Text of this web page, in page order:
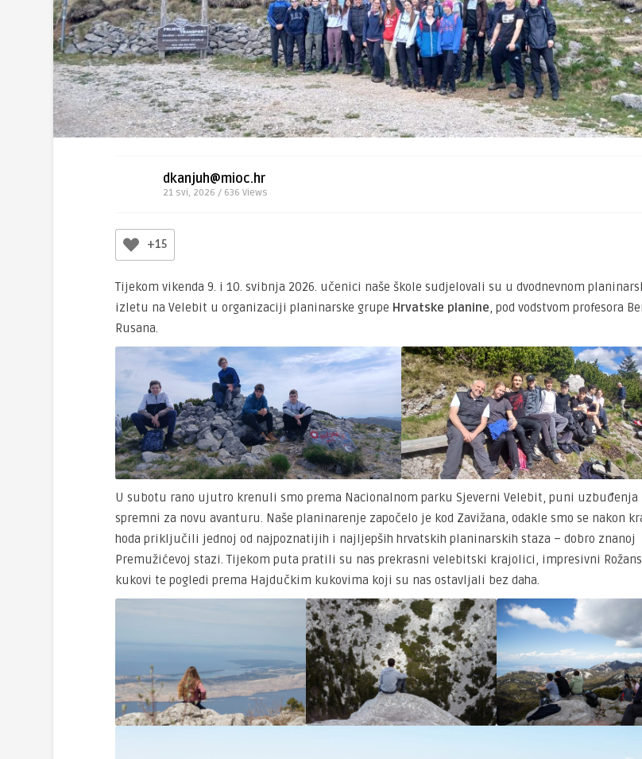
dkanjuh@mioc.hr
21 svi, 2026 / 636 Views
+15
Tijekom vikenda 9. i 10. svibnja 2026. učenici naše škole sudjelovali su u dvodnevnom
izletu na Velebit u organizaciji planinarske grupe Hrvatske planine, pod vodstvom profesora
Rusana.
U subotu rano ujutro krenuli smo prema Nacionalnom parku Sjeverni Velebit, puni uzbuđenja
spremni za novu avanturu. Naše planinarenje započelo je kod Zavižana, odakle smo se nakon
hoda priključili jednoj od najpoznatijih i najljepših hrvatskih planinarskih staza – dobro znanoj
Premužićevoj stazi. Tijekom puta pratili su nas prekrasni velebitski krajolici, impresivni
kukovi te pogledi prema Hajdučkim kukovima koji su nas ostavljali bez daha.